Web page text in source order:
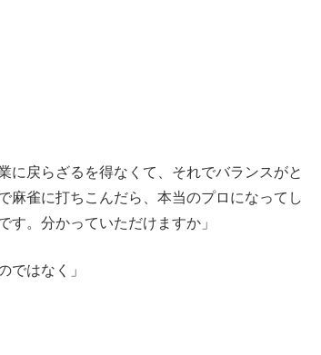
に戻らざるを得なくて、それでバランスがと
麻雀に打ちこんだら、本当のプロになってし
す。分かっていただけますか」
ではなく」